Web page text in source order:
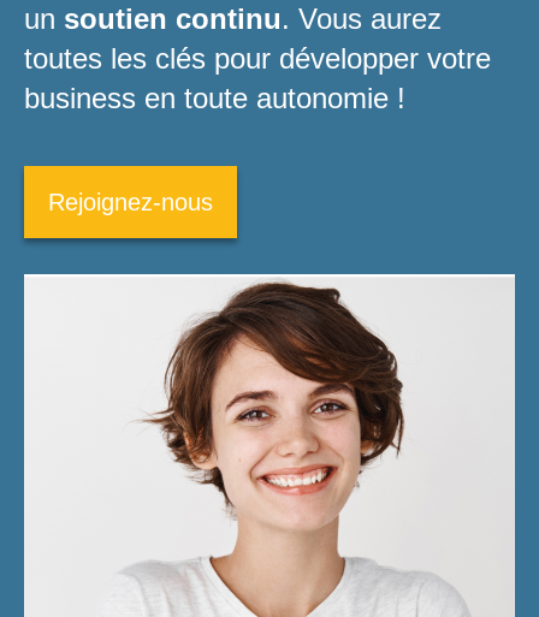
un soutien continu. Vous aurez
toutes les clés pour développer votre
business en toute autonomie !
Rejoignez-nous